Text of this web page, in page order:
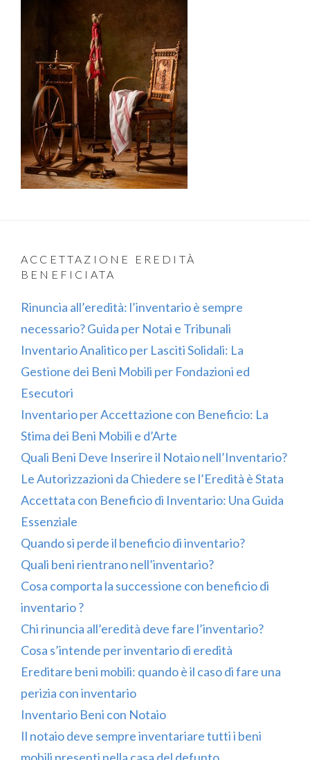
ACCETTAZIONE EREDITÀ
BENEFICIATA
Rinuncia all’eredità: l’inventario è sempre
necessario? Guida per Notai e Tribunali
Inventario Analitico per Lasciti Solidali: La
Gestione dei Beni Mobili per Fondazioni ed
Esecutori
Inventario per Accettazione con Beneficio: La
Stima dei Beni Mobili e d’Arte
Quali Beni Deve Inserire il Notaio nell’Inventario?
Le Autorizzazioni da Chiedere se l’Eredità è Stata
Accettata con Beneficio di Inventario: Una Guida
Essenziale
Quando si perde il beneficio di inventario?
Quali beni rientrano nell’inventario?
Cosa comporta la successione con beneficio di
inventario ?
Chi rinuncia all’eredità deve fare l’inventario?
Cosa s’intende per inventario di eredità
Ereditare beni mobili: quando è il caso di fare una
perizia con inventario
Inventario Beni con Notaio
Il notaio deve sempre inventariare tutti i beni